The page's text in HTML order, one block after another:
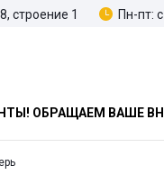
строение 1 Пн-пт:
ОБРАЩАЕМ ВАШЕ